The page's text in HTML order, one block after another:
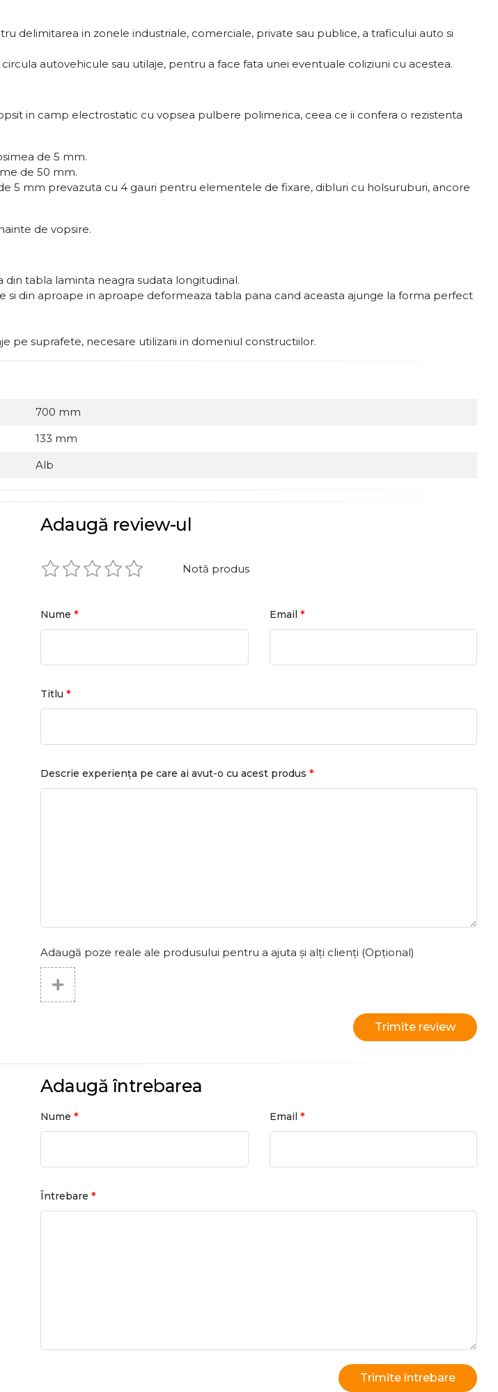
delimitarea in zonele industriale, comerciale, private sau publice, a traficului auto si
autovehicule sau utilaje, pentru a face fata unei eventuale coliziuni cu acestea.
in camp electrostatic cu vopsea pulbere polimerica, ceea ce ii confera o rezistenta
de 5 mm.
de 50 mm.
5 mm prevazuta cu 4 gauri pentru elementele de fixare, dibluri cu holsuruburi, ancore
de vopsire.
tabla laminta neagra sudata longitudinal.
din aproape in aproape deformeaza tabla pana cand aceasta ajunge la forma perfect
pe suprafete, necesare utilizarii in domeniul constructiilor.
700 mm
133 mm
Alb
Adaugă review-ul
Notă produs
Nume * Email *
Titlu *
Descrie experiența pe care ai avut-o cu acest produs *
Adaugă poze reale ale produsului pentru a ajuta și alți clienți (Opțional)
Trimite review
Adaugă întrebarea
Nume * Email *
Întrebare *